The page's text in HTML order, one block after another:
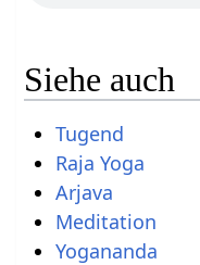
Siehe auch
Tugend
Raja Yoga
Arjava
Meditation
Yogananda